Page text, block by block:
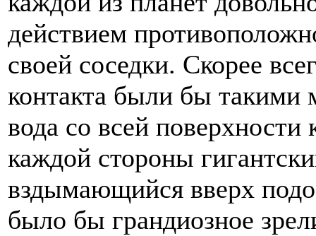
действием
своей соседки. Скорее
контакта были бы
вода со всей поверхности
каждой стороны
вздымающийся вверх
было бы грандиозное